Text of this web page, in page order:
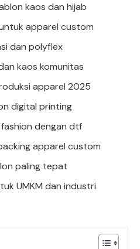
kaos dan hijab
apparel custom
dan polyflex
kaos komunitas
apparel 2025
digital printing
dengan dtf
apparel custom
paling tepat
UMKM dan industri